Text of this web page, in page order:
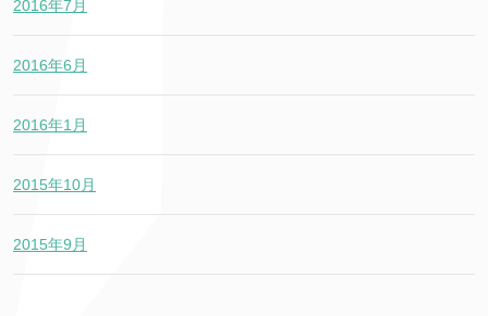
2016年7月
2016年6月
2016年1月
2015年10月
2015年9月